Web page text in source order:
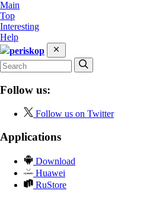
Main
Top
Interesting
Help
periskop
Follow us:
Follow us on Twitter
Applications
Download
Huawei
RuStore